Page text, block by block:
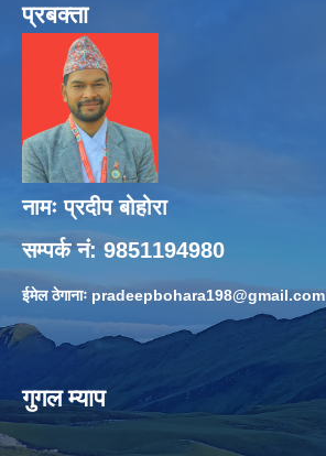
प्रबक्ता
नामः प्रदीप बोहोरा
सम्पर्क नं: 9851194980
ईमेल ठेगानाः pradeepbohara198@gmail.com
गुगल म्याप